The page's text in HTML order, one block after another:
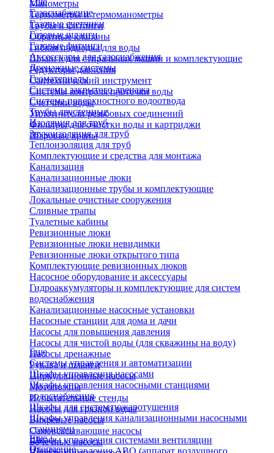
Манометры
Термометры и термоманометры
Трубы и фитинги
Обратные клапаны
Гибкая подводка для воды
Шланги для стиральных машин и комплектующие
Редукторы давления
Сантехнический инструмент
Системы контроля протечки воды
Счетчики воды
Уплотнители резьбовых соединений
Фильтры для очистки воды и картриджи
Шаровые краны
Газоснабжение
Газовые счетчики
Газовые шланги
Газовые фитинги
Аксессуары для газоснабжения
Дренажные системы
Геоматериалы
Системы закрытого дренажа
Система поверхностного водоотвода
Трубы двустенные
Изоляция для труб
Звукоизоляция для труб
Теплоизоляция для труб
Комплектующие и средства для монтажа
Канализация
Канализационные люки
Канализационные трубы и комплектующие
Локальные очистные сооружения
Сливные трапы
Туалетные кабины
Ревизионные люки
Ревизионные люки невидимки
Ревизионные люки открытого типа
Комплектующие ревизионных люков
Насосное оборудование и аксессуары
Гидроаккумуляторы и комплектующие для систем
водоснабжения
Канализационные насосные установки
Насосные станции для дома и дачи
Насосы для повышения давления
Насосы для чистой воды (для скважины на воду)
Насосы дренажные
Рукава и шланги
Циркуляционные насосы
Мотопомпы
Испытательные стенды
Насосы для грязной воды
Вихревые насосы
Самовсасывающие насосы
Бочечные насосы
Еще
Системы управления и автоматизации
Шкафы управления насосами
Шкафы управления насосными станциями
водоснабжения
Шкафы для систем пожаротушения
Шкафы управления канализационными насосными
станциями
Шкафы управления системами вентиляции
Шкафы управления АВО (аппарат воздушного
Еще
Отопление